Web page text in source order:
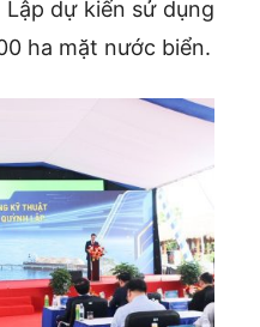
dự kiến sử dụng
ha mặt nước biển.